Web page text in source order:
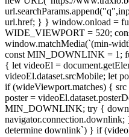
url.href; } } window.onload =
WIDE_VIEWPORT = 520;
window.matchMedia(`(min-
const MIN_DOWNLINK = 1;
{ let videoEl =
videoEl.dataset.srcMobile; let
if (wideViewport.matches) { src
poster =
MIN_DOWNLINK; try {
determine downlink`) } if